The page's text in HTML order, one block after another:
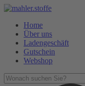
Home
Über uns
Ladengeschäft
Gutschein
Webshop